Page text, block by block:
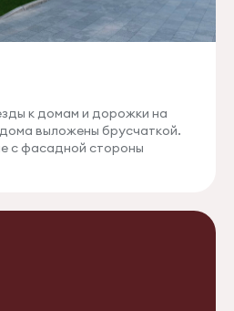
к домам и дорожки на
выложены брусчаткой.
с фасадной стороны